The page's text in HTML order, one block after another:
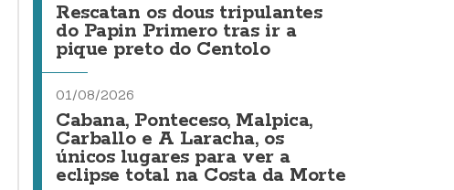
Rescatan os dous tripulantes
do Papin Primero tras ir a
pique preto do Centolo
01/08/2026
Cabana, Ponteceso, Malpica,
Carballo e A Laracha, os
únicos lugares para ver a
eclipse total na Costa da Morte